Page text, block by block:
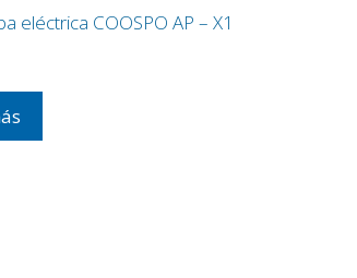
eléctrica COOSPO AP – X1